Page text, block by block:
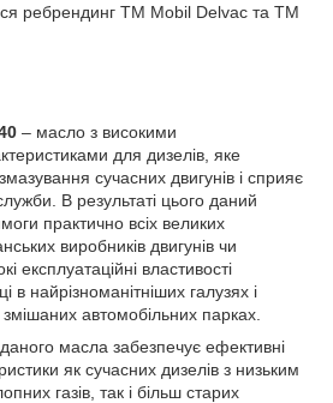
ребрендинг ТМ Моbil Delvac та TM
– масло з високими
для дизелів, яке
сучасних двигунів і сприяє
В результаті цього даний
практично всіх великих
виробників двигунів чи
експлуатаційні властивості
в найрізноманітніших галузях і
автомобільних парках.
масла забезпечує ефективні
як сучасних дизелів з низьким
газів, так і більш старих